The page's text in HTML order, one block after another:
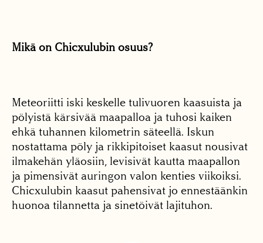
Mikä on Chicxulubin osuus?
Meteoriitti iski keskelle tulivuoren kaasuista ja
pölyistä kärsivää maapalloa ja tuhosi kaiken
ehkä tuhannen kilometrin säteellä. Iskun
nostattama pöly ja rikkipitoiset kaasut nousivat
ilmakehän yläosiin, levisivät kautta maapallon
ja pimensivät auringon valon kenties viikoiksi.
Chicxulubin kaasut pahensivat jo ennestäänkin
huonoa tilannetta ja sinetöivät lajituhon.